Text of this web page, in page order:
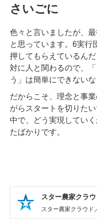
さいごに
色々と言いましたが、
と思っています。6実行
押してもらえているん
対に人と関わるので、
う」は簡単にできないな
だからこそ、理念と事
がらスタートを切りた
中で、どう実現してい
たばかりです。
スター農家クラ
スター農家クラウド